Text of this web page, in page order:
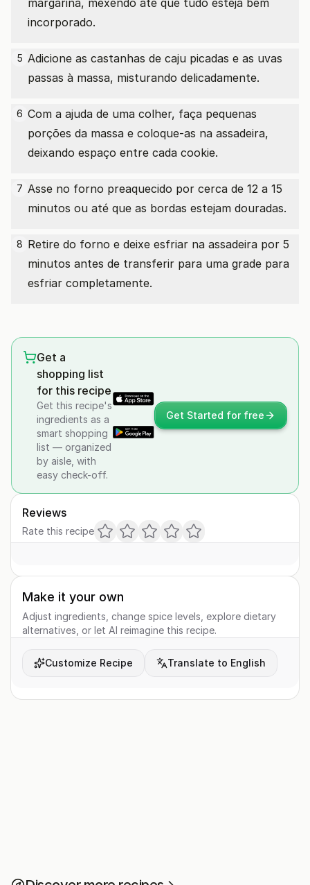
margarina, mexendo até que tudo esteja bem
incorporado.
5 Adicione as castanhas de caju picadas e as uvas
passas à massa, misturando delicadamente.
6 Com a ajuda de uma colher, faça pequenas
porções da massa e coloque-as na assadeira,
deixando espaço entre cada cookie.
7 Asse no forno preaquecido por cerca de 12 a 15
minutos ou até que as bordas estejam douradas.
8 Retire do forno e deixe esfriar na assadeira por 5
minutos antes de transferir para uma grade para
esfriar completamente.
Get a
shopping list
for this recipe
Get this recipe's
ingredients as a
smart shopping
list — organized
by aisle, with
easy check-off.
Get Started for free
Reviews
Rate this recipe
Make it your own
Adjust ingredients, change spice levels, explore dietary
alternatives, or let AI reimagine this recipe.
Customize Recipe Translate to English